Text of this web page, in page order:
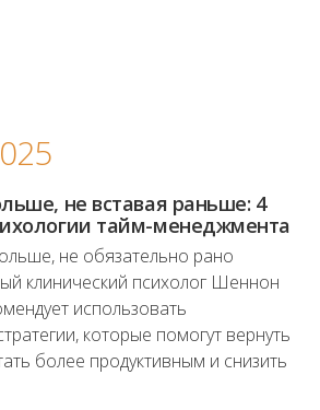
не вставая раньше: 4
тайм-менеджмента
не обязательно рано
клинический психолог Шеннон
использовать
которые помогут вернуть
более продуктивным и снизить